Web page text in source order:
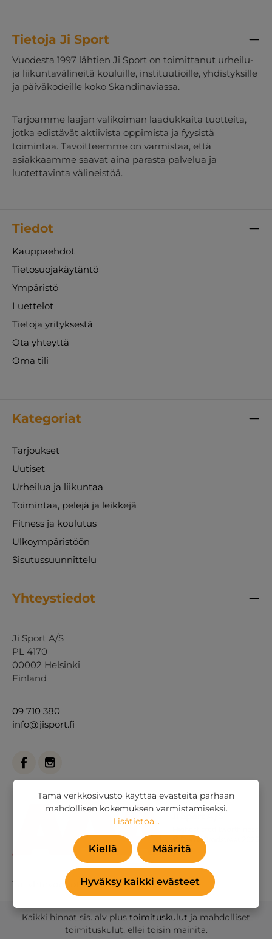
Tietoja Ji Sport
Vuodesta 1997 lähtien Ji Sport on toimittanut urheilu-
ja liikuntavälineitä kouluille, instituutioille, yhdistyksille
ja päiväkodeille koko Skandinaviassa.
Tarjoamme laajan valikoiman laadukkaita tuotteita,
jotka edistävät aktiivista oppimista ja fyysistä
toimintaa. Tavoitteemme on varmistaa, että
asiakkaamme saavat aina parasta palvelua ja
luotettavinta välineistöä.
Tiedot
Kauppaehdot
Tietosuojakäytäntö
Ympäristö
Luettelot
Tietoja yrityksestä
Ota yhteyttä
Oma tili
Kategoriat
Tarjoukset
Uutiset
Urheilua ja liikuntaa
Toimintaa, pelejä ja leikkejä
Fitness ja koulutus
Ulkoympäristöön
Sisutussuunnittelu
Yhteystiedot
Ji Sport A/S
PL 4170
00002 Helsinki
Finland
09 710 380
info@jisport.fi
Tai yhteydenottolomakkeella.
Kaikki hinnat sis. alv plus toimituskulut ja mahdolliset
toimituskulut, ellei toisin mainita.
Tämä verkkosivusto käyttää evästeitä parhaan
mahdollisen kokemuksen varmistamiseksi.
Lisätietoa...
Kiellä Määritä
Hyväksy kaikki evästeet